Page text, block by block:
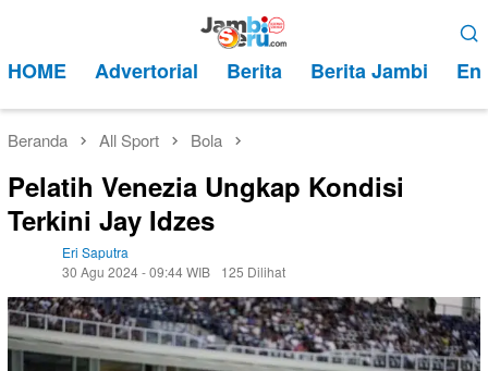
kontenMobile
HOME Advertorial Berita Berita Jambi
Beranda All Sport Bola
Pelatih Venezia Ungkap Kondisi
Terkini Jay Idzes
Eri Saputra
30 Agu 2024 - 09:44 WIB
125 Dilihat